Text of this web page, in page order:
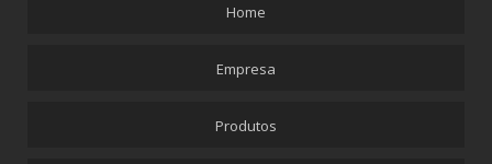
Home
Empresa
Produtos